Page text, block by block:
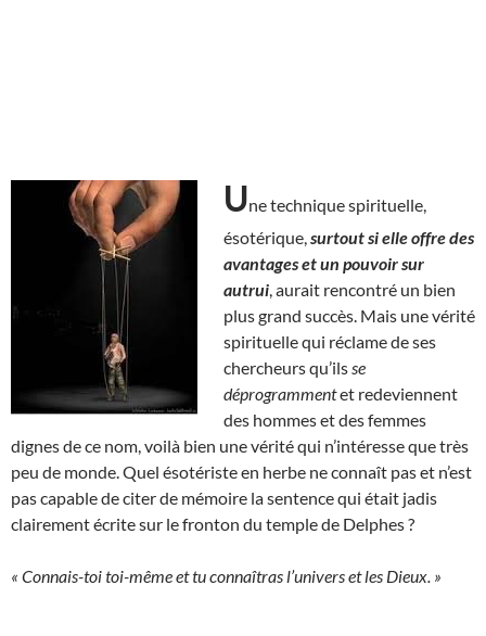
Une technique spirituelle,
ésotérique, surtout si elle offre des
avantages et un pouvoir sur
autrui , aurait rencontré un bien
plus grand succès. Mais une vérité
spirituelle qui réclame de ses
chercheurs qu’ils se
déprogrammentet redeviennent
des hommes et des femmes
dignes de ce nom, voilà bien une vérité qui n’intéresse que très
peu de monde. Quel ésotériste en herbe ne connaît pas et n’est
pas capable de citer de mémoire la sentence qui était jadis
clairement écrite sur le fronton du temple de Delphes ?
« Connais-toi toi-même et tu connaîtras l’univers et les Dieux. »